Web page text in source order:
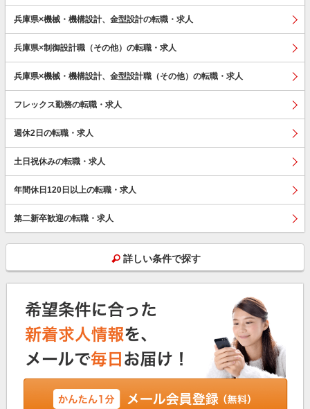
兵庫県×機械・機構設計、金型設計の転職・求人
兵庫県×制御設計職（その他）の転職・求人
兵庫県×機械・機構設計、金型設計職（その他）の転職・求人
フレックス勤務の転職・求人
週休2日の転職・求人
土日祝休みの転職・求人
年間休日120日以上の転職・求人
第二新卒歓迎の転職・求人
詳しい条件で探す